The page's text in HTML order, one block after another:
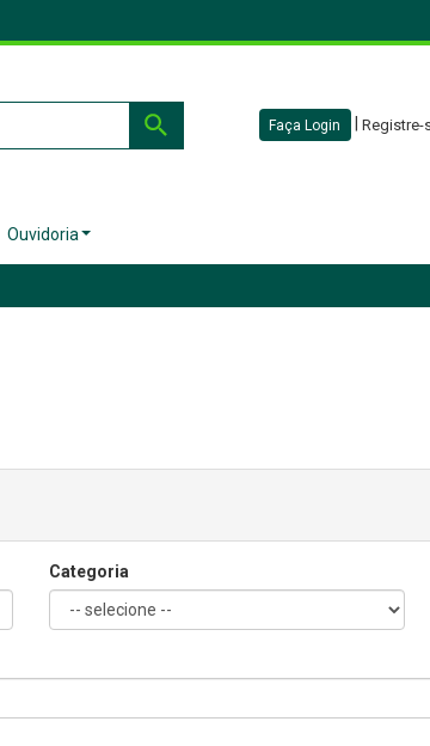
Faça Login Registre-
Ouvidoria
Categoria